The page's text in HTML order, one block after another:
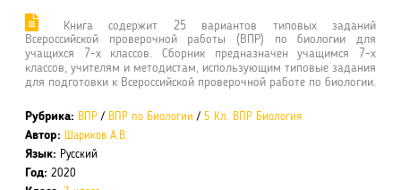
Книга содержит 25 вариантов типовых заданий
Всероссийской проверочной работы (ВПР) по биологии для
учащихся 7-х классов. Сборник предназначен учащимся 7-х
классов, учителям и методистам, использующим типовые задания
для подготовки к Всероссийской проверочной работе по биологии.
Рубрика: ВПР / ВПР по Биологии / 5 Кл. ВПР Биология
Автор: Шариков А.В.
Язык: Русский
Год: 2020